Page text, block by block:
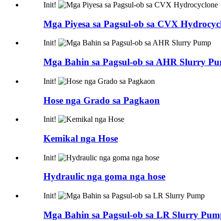
Init!
Mga Piyesa sa Pagsul-ob sa CVX
Init!
Mga Bahin sa Pagsul-ob sa AHR Slurry
Init!
Hose nga Grado sa Pagkaon
Init!
Kemikal nga Hose
Init!
Hydraulic nga goma nga hose
Init!
Mga Bahin sa Pagsul-ob sa LR Slurry